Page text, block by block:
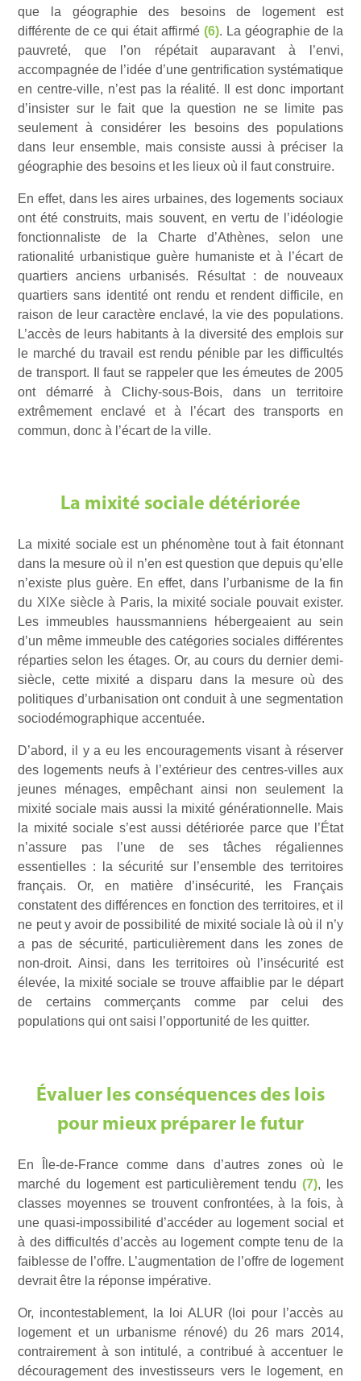
que la géographie des besoins de logement est
différente de ce qui était affirmé (6). La géographie de la
pauvreté, que l’on répétait auparavant à l’envi,
accompagnée de l’idée d’une gentrification systématique
en centre-ville, n’est pas la réalité. Il est donc important
d’insister sur le fait que la question ne se limite pas
seulement à considérer les besoins des populations
dans leur ensemble, mais consiste aussi à préciser la
géographie des besoins et les lieux où il faut construire.
En effet, dans les aires urbaines, des logements sociaux
ont été construits, mais souvent, en vertu de l’idéologie
fonctionnaliste de la Charte d’Athènes, selon une
rationalité urbanistique guère humaniste et à l’écart de
quartiers anciens urbanisés. Résultat : de nouveaux
quartiers sans identité ont rendu et rendent difficile, en
raison de leur caractère enclavé, la vie des populations.
L’accès de leurs habitants à la diversité des emplois sur
le marché du travail est rendu pénible par les difficultés
de transport. Il faut se rappeler que les émeutes de 2005
ont démarré à Clichy-sous-Bois, dans un territoire
extrêmement enclavé et à l’écart des transports en
commun, donc à l’écart de la ville.
La mixité sociale détériorée
La mixité sociale est un phénomène tout à fait étonnant
dans la mesure où il n’en est question que depuis qu’elle
n’existe plus guère. En effet, dans l’urbanisme de la fin
du XIXe siècle à Paris, la mixité sociale pouvait exister.
Les immeubles haussmanniens hébergeaient au sein
d’un même immeuble des catégories sociales différentes
réparties selon les étages. Or, au cours du dernier demi-
siècle, cette mixité a disparu dans la mesure où des
politiques d’urbanisation ont conduit à une segmentation
sociodémographique accentuée.
D’abord, il y a eu les encouragements visant à réserver
des logements neufs à l’extérieur des centres-villes aux
jeunes ménages, empêchant ainsi non seulement la
mixité sociale mais aussi la mixité générationnelle. Mais
la mixité sociale s’est aussi détériorée parce que l’État
n’assure pas l’une de ses tâches régaliennes
essentielles : la sécurité sur l’ensemble des territoires
français. Or, en matière d’insécurité, les Français
constatent des différences en fonction des territoires, et il
ne peut y avoir de possibilité de mixité sociale là où il n’y
a pas de sécurité, particulièrement dans les zones de
non-droit. Ainsi, dans les territoires où l’insécurité est
élevée, la mixité sociale se trouve affaiblie par le départ
de certains commerçants comme par celui des
populations qui ont saisi l’opportunité de les quitter.
Évaluer les conséquences des lois
pour mieux préparer le futur
En Île-de-France comme dans d’autres zones où le
marché du logement est particulièrement tendu (7), les
classes moyennes se trouvent confrontées, à la fois, à
une quasi-impossibilité d’accéder au logement social et
à des difficultés d’accès au logement compte tenu de la
faiblesse de l’offre. L’augmentation de l’offre de logement
devrait être la réponse impérative.
Or, incontestablement, la loi ALUR (loi pour l’accès au
logement et un urbanisme rénové) du 26 mars 2014,
contrairement à son intitulé, a contribué à accentuer le
découragement des investisseurs vers le logement, en